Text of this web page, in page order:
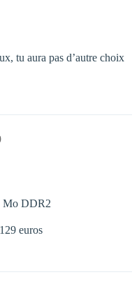
tu aura pas d’autre choix
Mo DDR2
euros